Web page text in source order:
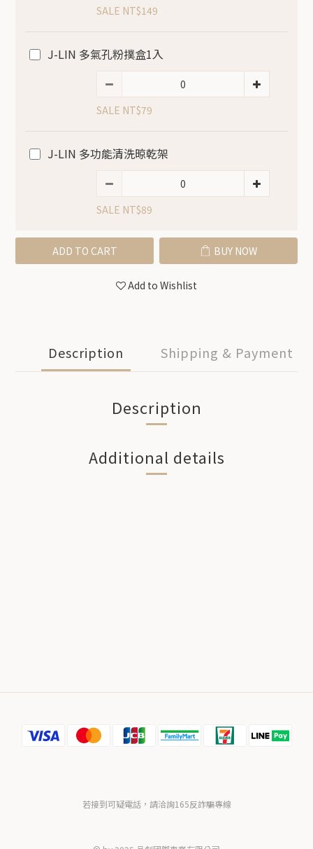
SALE NT$149
J-LIN 多氣孔粉撲盒1入
SALE NT$79
J-LIN 多功能清洗晾乾架
SALE NT$89
ADD TO CART BUY NOW
Add to Wishlist
Description Shipping & Payment
Description
Additional details
若接到可疑電話，請洽詢165反詐騙專線